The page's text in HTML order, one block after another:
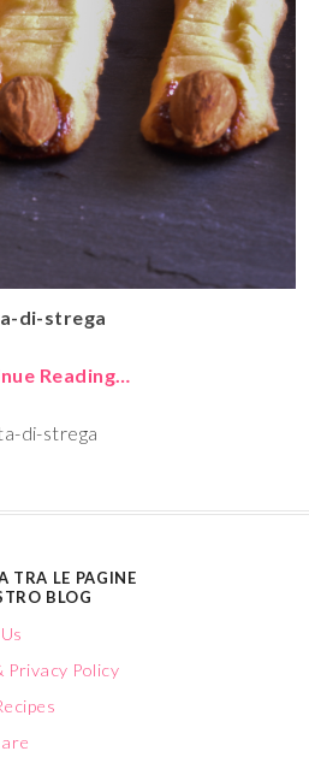
di-strega
Reading…
di-strega
TRA LE PAGINE
BLOG
Privacy Policy